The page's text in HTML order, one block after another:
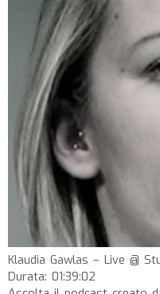
Klaudia Gawlas – Live @
Durata: 01:39:02